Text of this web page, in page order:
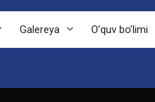
Galereya O’quv bo’limi